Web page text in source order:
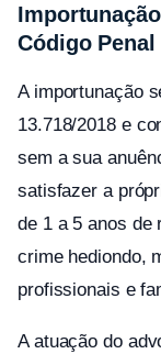
Código Penal
A importunação
13.718/2018 e
sem a sua
satisfazer a
de 1 a 5 anos de
crime hediondo,
profissionais e
A atuação do